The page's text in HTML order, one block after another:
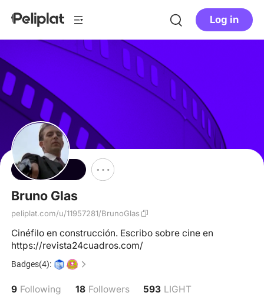
Log in
Follow
Bruno Glas
peliplat.com/u/11957281/BrunoGlas
Cinéfilo en construcción. Escribo sobre cine en
https://revista24cuadros.com/
Badges(4):
9 Following 18 Followers 593 LIGHT